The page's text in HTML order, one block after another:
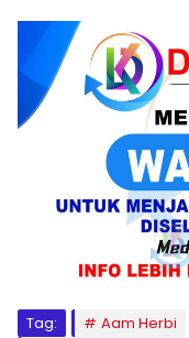
Tag: Aam Herbi